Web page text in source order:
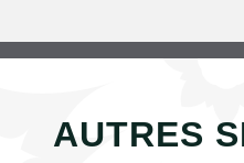
AUTRES